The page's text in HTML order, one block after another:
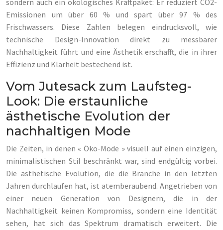
sondern auch ein ökologisches Kraftpaket: Er reduziert CO2-
Emissionen um über 60 % und spart über 97 % des
Frischwassers. Diese Zahlen belegen eindrucksvoll, wie
technische Design-Innovation direkt zu messbarer
Nachhaltigkeit führt und eine Ästhetik erschafft, die in ihrer
Effizienz und Klarheit bestechend ist.
Vom Jutesack zum Laufsteg-
Look: Die erstaunliche
ästhetische Evolution der
nachhaltigen Mode
Die Zeiten, in denen « Öko-Mode » visuell auf einen einzigen,
minimalistischen Stil beschränkt war, sind endgültig vorbei.
Die ästhetische Evolution, die die Branche in den letzten
Jahren durchlaufen hat, ist atemberaubend. Angetrieben von
einer neuen Generation von Designern, die in der
Nachhaltigkeit keinen Kompromiss, sondern eine Identität
sehen, hat sich das Spektrum dramatisch erweitert. Die